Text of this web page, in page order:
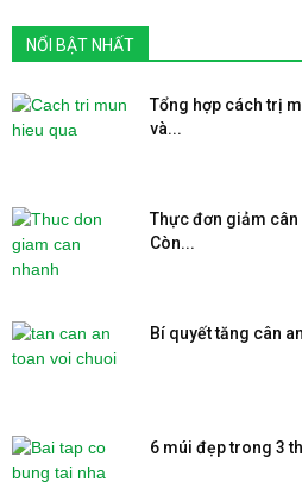
NỔI BẬT NHẤT
Tổng hợp cách trị
và...
Thực đơn giảm cân
Còn...
Bí quyết tăng cân
6 múi đẹp trong 3